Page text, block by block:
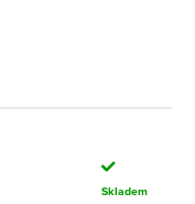
Skladem